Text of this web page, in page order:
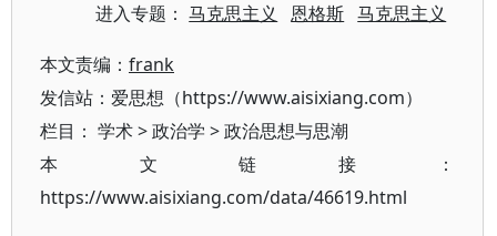
进入专题：马克思主义 恩格斯 马克思主义
本文责编： frank
发信站：爱思想（https://www.aisixiang.com）
栏目： 学术>政治学 >政治思想与思潮
本文链接：
https://www.aisixiang.com/data/46619.html